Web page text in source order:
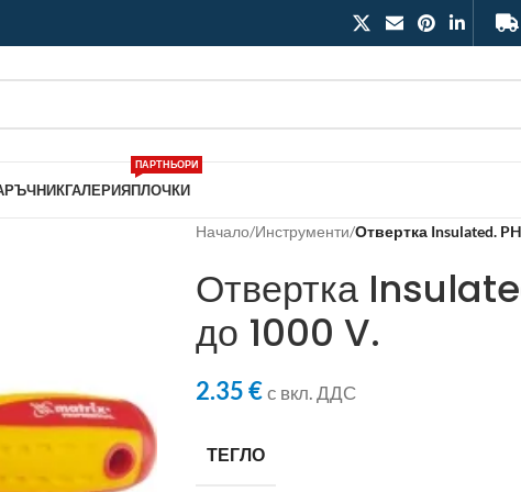
ГАЛЕРИЯПЛОЧКИ
ПАРТНЬОРИ
Начало/Инструменти/Отвертка Insulated.
Отвертка
до 1000 V.
2.35€с вкл. ДДС
ТЕГЛО